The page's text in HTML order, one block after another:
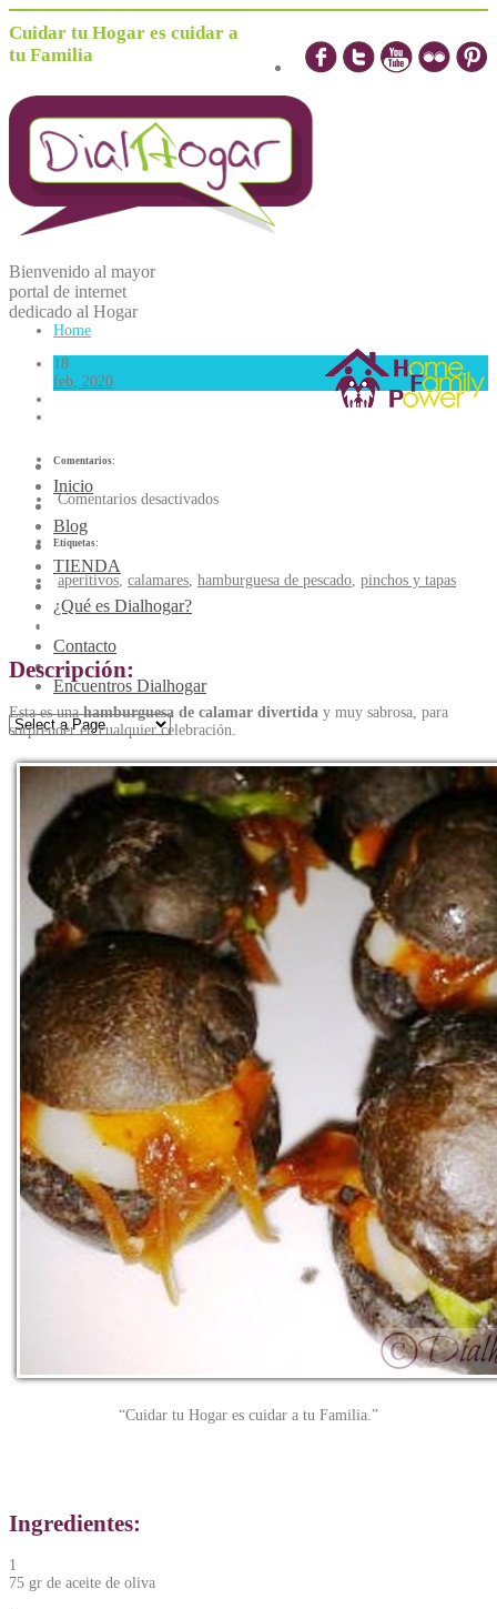
Cuidar tu Hogar es cuidar a
tu Familia
Bienvenido al mayor
portal de internet
dedicado al Hogar
Inicio
Blog
TIENDA
¿Qué es Dialhogar?
Contacto
Encuentros Dialhogar
Home
18
feb, 2020
Comentarios:
Comentarios desactivados
Etiquetas:
aperitivos, calamares, hamburguesa de pescado, pinchos y tapas
Mini-burguer de calamar
Descripción:
Esta es unahamburguesa de calamar divertida y muy sabrosa, para
sorprender en cualquier celebración.
“Cuidar tu Hogar es cuidar a tu Familia.”
Ingredientes:
1
75 gr de aceite de oliva